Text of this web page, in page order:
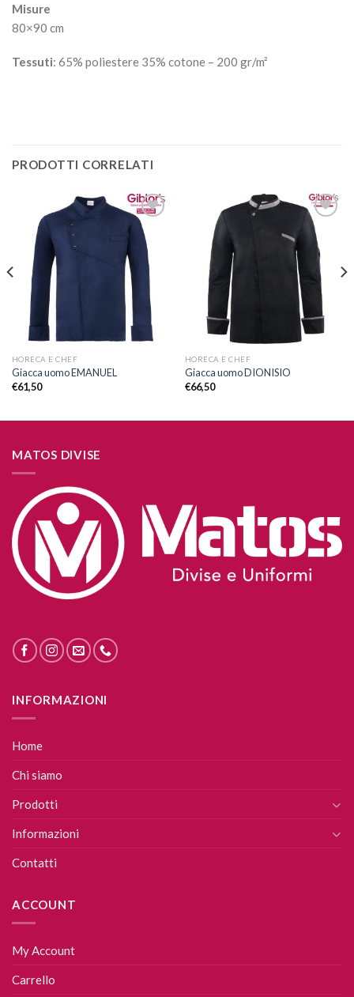
Misure
80×90 cm
Tessuti: 65% poliestere 35% cotone – 200 gr/m²
PRODOTTI CORRELATI
Aggiungi
alla lista
dei
desideri
HORECA E CHEF
Giacca uomo EMANUEL
€61,50
Aggiungi
alla lista
dei
desideri
HORECA E CHEF
Giacca uomo DIONISIO
€66,50
MATOS DIVISE
INFORMAZIONI
Home
Chi siamo
Prodotti
Informazioni
Contatti
ACCOUNT
My Account
Carrello